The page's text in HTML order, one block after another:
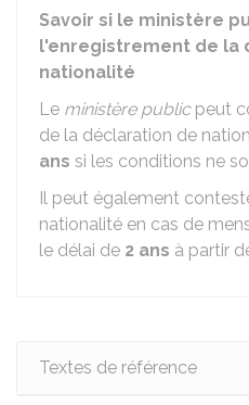
Savoir si le ministère
l'enregistrement de la
nationalité
Le ministère publicpeut
de la déclaration de
ans si les conditions ne
Il peut également
nationalité en cas de
le délai de 2 ans à partir
Textes de référence